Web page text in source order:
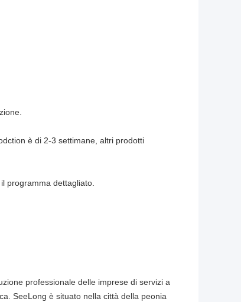
è di 2-3 settimane, altri prodotti
programma dettagliato.
professionale delle imprese di servizi a
SeeLong è situato nella città della peonia